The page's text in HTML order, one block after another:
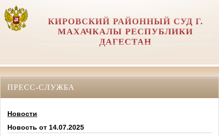
КИРОВСКИЙ РАЙОННЫЙ СУД Г.
МАХАЧКАЛЫ РЕСПУБЛИКИ
ДАГЕСТАН
ПРЕСС-СЛУЖБА
Новости
Новость от 14.07.2025